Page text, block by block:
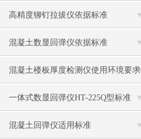
高精度铆钉拉拔仪依据标准
混凝土数显回弹仪依据标准
混凝土楼板厚度检测仪使用环境要求
一体式数显回弹仪HT-225Q型标准
混凝土回弹仪适用标准